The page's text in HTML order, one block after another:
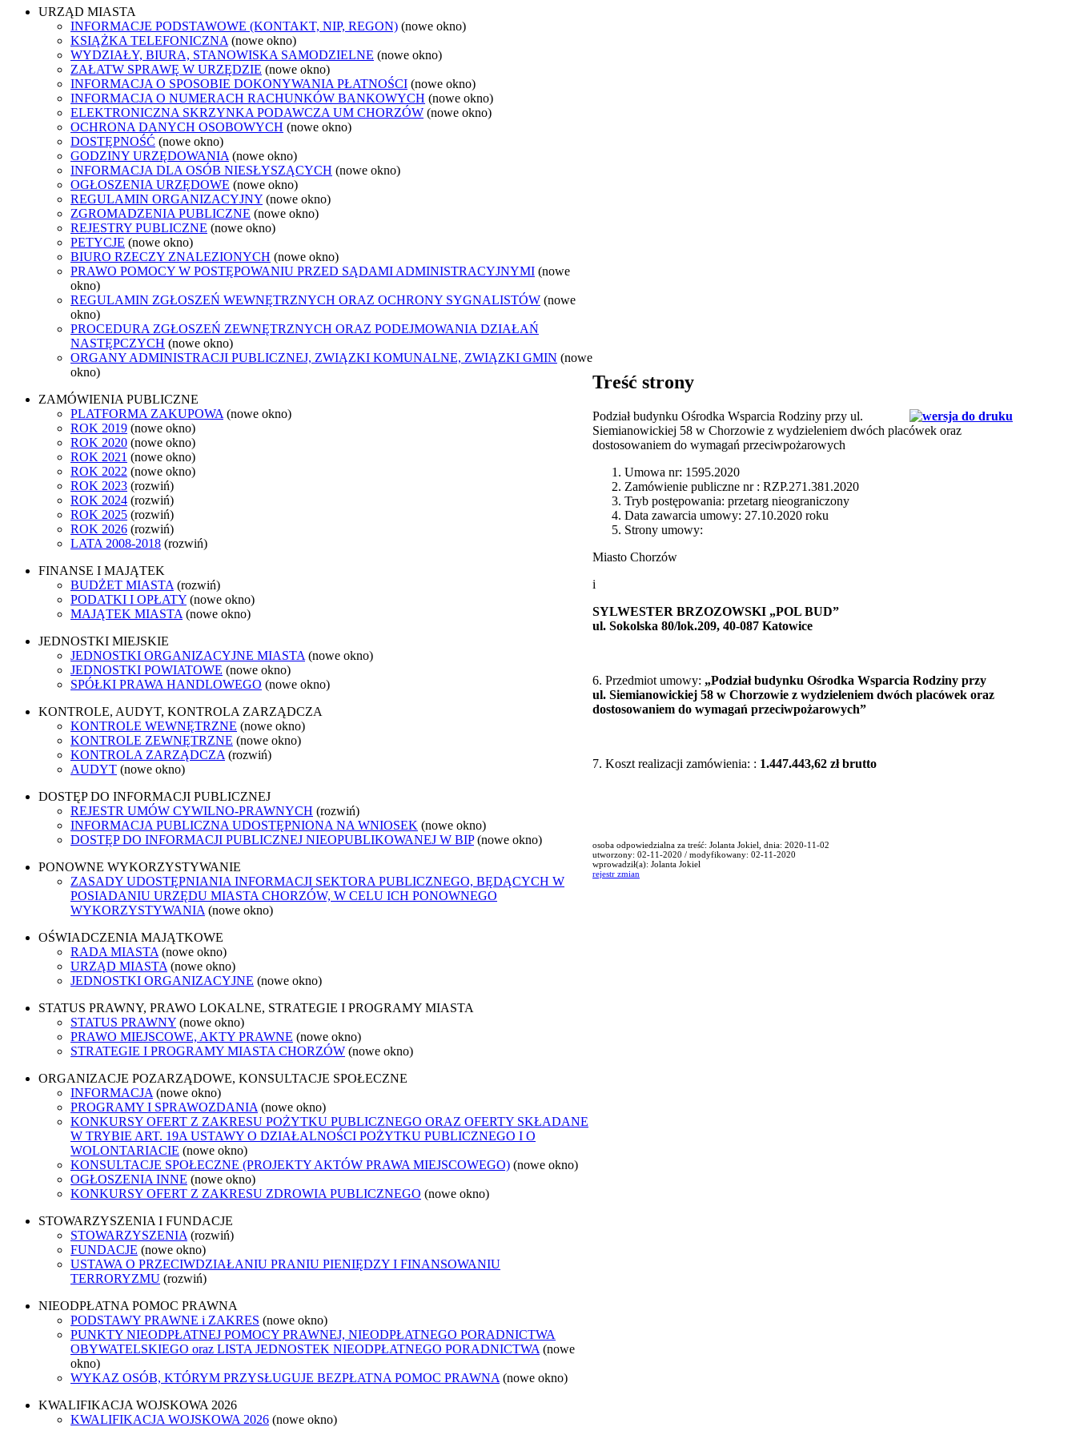
URZĄD MIASTA
INFORMACJE PODSTAWOWE (KONTAKT, NIP, REGON) (nowe okno)
KSIĄŻKA TELEFONICZNA (nowe okno)
WYDZIAŁY, BIURA, STANOWISKA SAMODZIELNE (nowe okno)
ZAŁATW SPRAWĘ W URZĘDZIE (nowe okno)
INFORMACJA O SPOSOBIE DOKONYWANIA PŁATNOŚCI (nowe okno)
INFORMACJA O NUMERACH RACHUNKÓW BANKOWYCH (nowe okno)
ELEKTRONICZNA SKRZYNKA PODAWCZA UM CHORZÓW (nowe okno)
OCHRONA DANYCH OSOBOWYCH (nowe okno)
DOSTĘPNOŚĆ (nowe okno)
GODZINY URZĘDOWANIA (nowe okno)
INFORMACJA DLA OSÓB NIESŁYSZĄCYCH (nowe okno)
OGŁOSZENIA URZĘDOWE (nowe okno)
REGULAMIN ORGANIZACYJNY (nowe okno)
ZGROMADZENIA PUBLICZNE (nowe okno)
REJESTRY PUBLICZNE (nowe okno)
PETYCJE (nowe okno)
BIURO RZECZY ZNALEZIONYCH (nowe okno)
PRAWO POMOCY W POSTĘPOWANIU PRZED SĄDAMI ADMINISTRACYJNYMI (nowe
okno)
REGULAMIN ZGŁOSZEŃ WEWNĘTRZNYCH ORAZ OCHRONY SYGNALISTÓW (nowe
okno)
PROCEDURA ZGŁOSZEŃ ZEWNĘTRZNYCH ORAZ PODEJMOWANIA DZIAŁAŃ
NASTĘPCZYCH (nowe okno)
ORGANY ADMINISTRACJI PUBLICZNEJ, ZWIĄZKI KOMUNALNE, ZWIĄZKI GMIN (nowe
okno)
ZAMÓWIENIA PUBLICZNE
PLATFORMA ZAKUPOWA (nowe okno)
ROK 2019 (nowe okno)
ROK 2020 (nowe okno)
ROK 2021 (nowe okno)
ROK 2022 (nowe okno)
ROK 2023 (rozwiń)
ROK 2024 (rozwiń)
ROK 2025 (rozwiń)
ROK 2026 (rozwiń)
LATA 2008-2018 (rozwiń)
FINANSE I MAJĄTEK
BUDŻET MIASTA (rozwiń)
PODATKI I OPŁATY (nowe okno)
MAJĄTEK MIASTA (nowe okno)
JEDNOSTKI MIEJSKIE
JEDNOSTKI ORGANIZACYJNE MIASTA (nowe okno)
JEDNOSTKI POWIATOWE (nowe okno)
SPÓŁKI PRAWA HANDLOWEGO (nowe okno)
KONTROLE, AUDYT, KONTROLA ZARZĄDCZA
KONTROLE WEWNĘTRZNE (nowe okno)
KONTROLE ZEWNĘTRZNE (nowe okno)
KONTROLA ZARZĄDCZA (rozwiń)
AUDYT (nowe okno)
DOSTĘP DO INFORMACJI PUBLICZNEJ
REJESTR UMÓW CYWILNO-PRAWNYCH (rozwiń)
INFORMACJA PUBLICZNA UDOSTĘPNIONA NA WNIOSEK (nowe okno)
DOSTĘP DO INFORMACJI PUBLICZNEJ NIEOPUBLIKOWANEJ W BIP (nowe okno)
PONOWNE WYKORZYSTYWANIE
ZASADY UDOSTĘPNIANIA INFORMACJI SEKTORA PUBLICZNEGO, BĘDĄCYCH W
POSIADANIU URZĘDU MIASTA CHORZÓW, W CELU ICH PONOWNEGO
WYKORZYSTYWANIA (nowe okno)
OŚWIADCZENIA MAJĄTKOWE
RADA MIASTA (nowe okno)
URZĄD MIASTA (nowe okno)
JEDNOSTKI ORGANIZACYJNE (nowe okno)
STATUS PRAWNY, PRAWO LOKALNE, STRATEGIE I PROGRAMY MIASTA
STATUS PRAWNY (nowe okno)
PRAWO MIEJSCOWE, AKTY PRAWNE (nowe okno)
STRATEGIE I PROGRAMY MIASTA CHORZÓW (nowe okno)
ORGANIZACJE POZARZĄDOWE, KONSULTACJE SPOŁECZNE
INFORMACJA (nowe okno)
PROGRAMY I SPRAWOZDANIA (nowe okno)
KONKURSY OFERT Z ZAKRESU POŻYTKU PUBLICZNEGO ORAZ OFERTY SKŁADANE
W TRYBIE ART. 19A USTAWY O DZIAŁALNOŚCI POŻYTKU PUBLICZNEGO I O
WOLONTARIACIE (nowe okno)
KONSULTACJE SPOŁECZNE (PROJEKTY AKTÓW PRAWA MIEJSCOWEGO) (nowe okno)
OGŁOSZENIA INNE (nowe okno)
KONKURSY OFERT Z ZAKRESU ZDROWIA PUBLICZNEGO (nowe okno)
STOWARZYSZENIA I FUNDACJE
STOWARZYSZENIA (rozwiń)
FUNDACJE (nowe okno)
USTAWA O PRZECIWDZIAŁANIU PRANIU PIENIĘDZY I FINANSOWANIU
TERRORYZMU (rozwiń)
NIEODPŁATNA POMOC PRAWNA
PODSTAWY PRAWNE i ZAKRES (nowe okno)
PUNKTY NIEODPŁATNEJ POMOCY PRAWNEJ, NIEODPŁATNEGO PORADNICTWA
OBYWATELSKIEGO oraz LISTA JEDNOSTEK NIEODPŁATNEGO PORADNICTWA (nowe
okno)
WYKAZ OSÓB, KTÓRYM PRZYSŁUGUJE BEZPŁATNA POMOC PRAWNA (nowe okno)
KWALIFIKACJA WOJSKOWA 2026
KWALIFIKACJA WOJSKOWA 2026 (nowe okno)
Treść strony
Podział budynku Ośrodka Wsparcia Rodziny przy ul.
Siemianowickiej 58 w Chorzowie z wydzieleniem dwóch placówek oraz
dostosowaniem do wymagań przeciwpożarowych
Umowa nr: 1595.2020
Zamówienie publiczne nr : RZP.271.381.2020
Tryb postępowania: przetarg nieograniczony
Data zawarcia umowy: 27.10.2020 roku
Strony umowy:
Miasto Chorzów
i
SYLWESTER BRZOZOWSKI „POL BUD”
ul. Sokolska 80/lok.209, 40-087 Katowice
6. Przedmiot umowy: „Podział budynku Ośrodka Wsparcia Rodziny przy
ul. Siemianowickiej 58 w Chorzowie z wydzieleniem dwóch placówek oraz
dostosowaniem do wymagań przeciwpożarowych”
7. Koszt realizacji zamówienia: : 1.447.443,62 zł brutto
osoba odpowiedzialna za treść: Jolanta Jokiel, dnia: 2020-11-02
utworzony: 02-11-2020 / modyfikowany: 02-11-2020
wprowadził(a): Jolanta Jokiel
rejestr zmian